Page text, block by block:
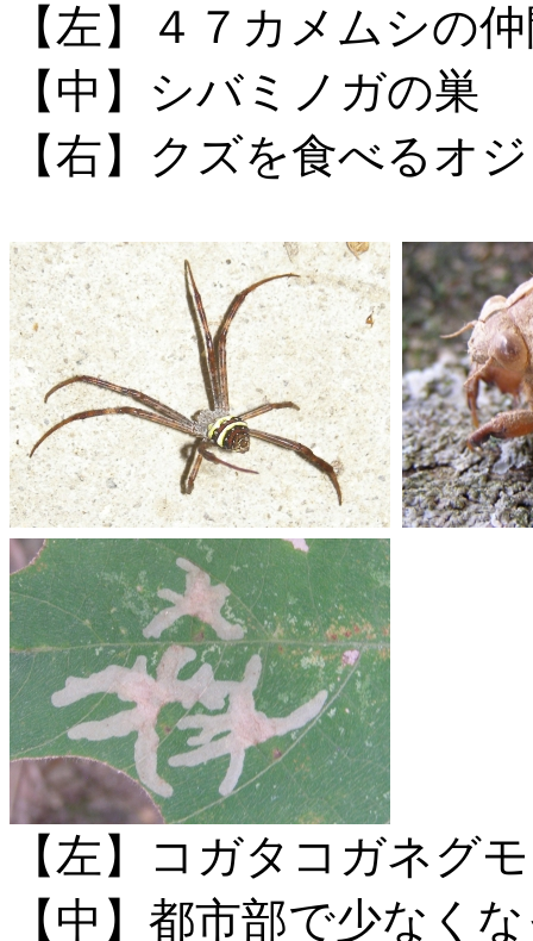
【左】４７カメムシの
【中】シバミノガの巣
【右】クズを食べるオ
【左】コガタコガネグ
【中】都市部で少なく